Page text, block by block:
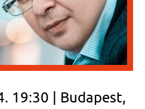
19:30 | Budapest,